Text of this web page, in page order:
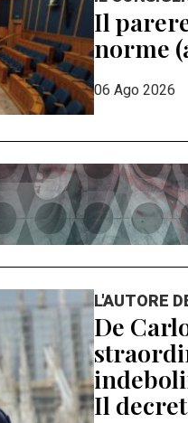
Il
norme
06 Ago 2026
L'AUTORE
De
Il